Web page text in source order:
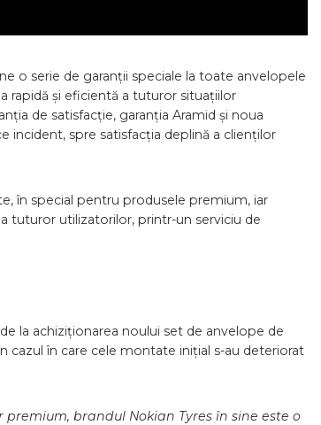
o serie de garanții speciale la toate anvelopele
rapidă și eficientă a tuturor situațiilor
de satisfacție, garanția Aramid și noua
incident, spre satisfacția deplină a clienților
în special pentru produsele premium, iar
tuturor utilizatorilor, printr-un serviciu de
la achiziționarea noului set de anvelope de
cazul în care cele montate inițial s-au deteriorat
brandul Nokian Tyres în sine este o